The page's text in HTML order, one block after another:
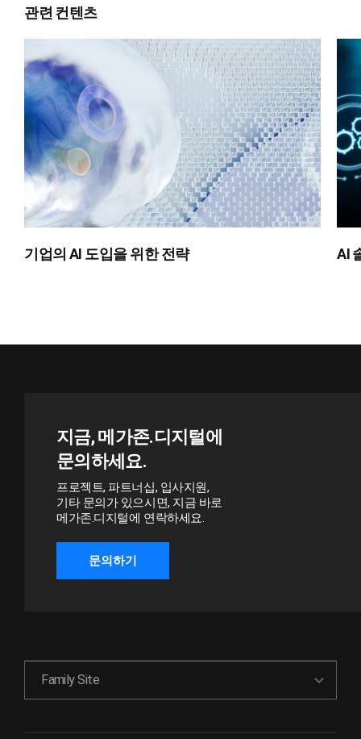
관련 컨텐츠
기업의 AI 도입을 위한 전략 AI
지금, 메가존.디지털에
문의하세요.
프로젝트, 파트너십, 입사지원,
기타 문의가 있으시면, 지금 바로
메가존.디지털에 연락하세요.
문의하기
Family Site